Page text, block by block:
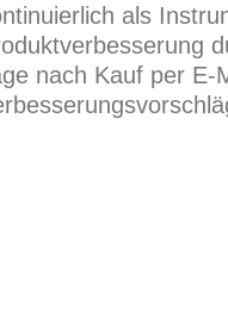
als
nach Kauf per E-